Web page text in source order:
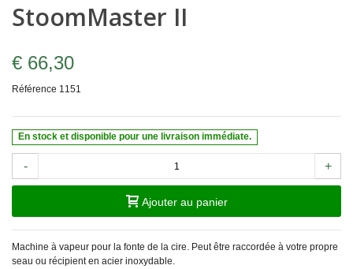
StoomMaster II
€ 66,30
Référence 1151
En stock et disponible pour une livraison immédiate.
- +
Ajouter au panier
Machine à vapeur pour la fonte de la cire. Peut être raccordée à votre propre
seau ou récipient en acier inoxydable.